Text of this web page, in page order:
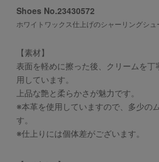
Shoes No.23430572
ホワイトワックス仕上げのシャーリングシュ
【素材】
表面を軽めに擦った後、クリームを丁
用しています。
上品な艶と柔らかさが魅力です。
※本革を使用していますので、多少の
す。
※仕上りには個体差がございます。